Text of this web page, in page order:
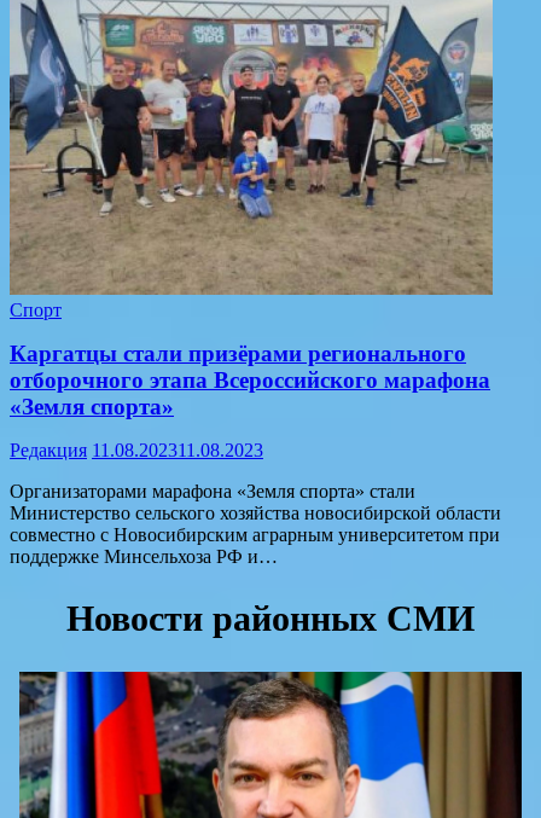
Спорт
Каргатцы стали призёрами регионального
отборочного этапа Всероссийского марафона
«Земля спорта»
Редакция 11.08.202311.08.2023
Организаторами марафона «Земля спорта» стали
Министерство сельского хозяйства новосибирской области
совместно с Новосибирским аграрным университетом при
поддержке Минсельхоза РФ и…